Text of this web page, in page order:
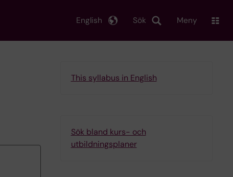
Sök
English Meny
This syllabus in English
Sök bland kurs- och
utbildningsplaner